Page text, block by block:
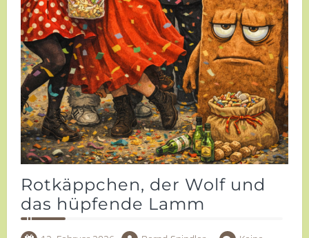
Rotkäppchen, der Wolf und
das hüpfende Lamm